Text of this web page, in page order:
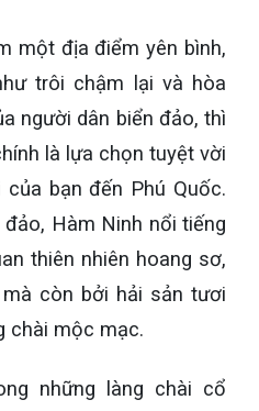
một địa điểm yên bình,
trôi chậm lại và hòa
người dân biển đảo, thì
là lựa chọn tuyệt vời
bạn đến Phú Quốc.
Hàm Ninh nổi tiếng
thiên nhiên hoang sơ,
còn bởi hải sản tươi
chài mộc mạc.
những làng chài cổ